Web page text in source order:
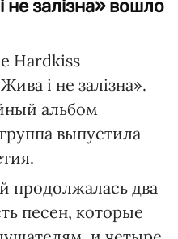
залізна» вошло
Hardkiss
і не залізна».
альбом
выпустила
продолжалась два
песен, которые